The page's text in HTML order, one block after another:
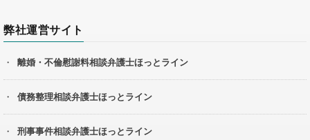
弊社運営サイト
離婚・不倫慰謝料相談弁護士ほっとライン
債務整理相談弁護士ほっとライン
刑事事件相談弁護士ほっとライン